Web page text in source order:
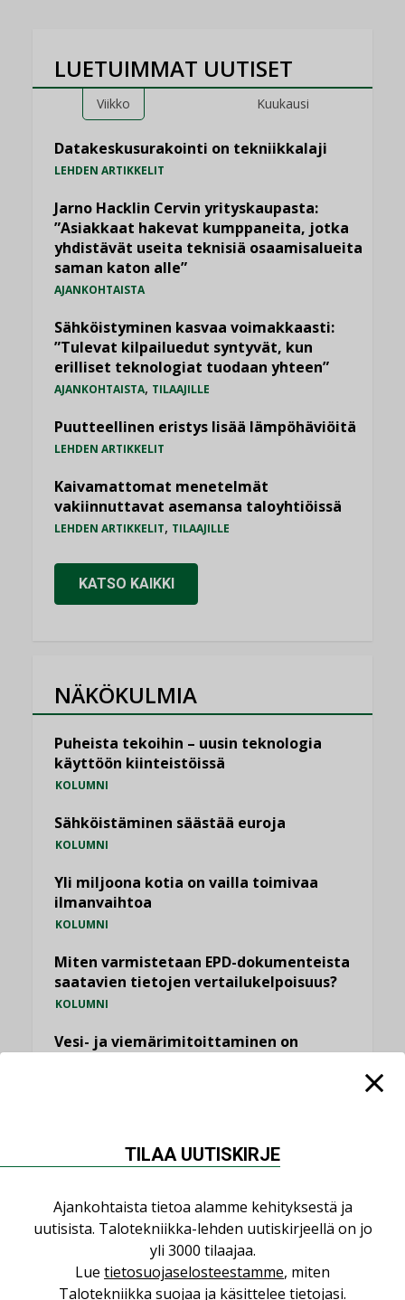
LUETUIMMAT UUTISET
Viikko Kuukausi
Datakeskusurakointi on tekniikkalaji
LEHDEN ARTIKKELIT
Jarno Hacklin Cervin yrityskaupasta:
”Asiakkaat hakevat kumppaneita, jotka
yhdistävät useita teknisiä osaamisalueita
saman katon alle”
AJANKOHTAISTA
Sähköistyminen kasvaa voimakkaasti:
”Tulevat kilpailuedut syntyvät, kun
erilliset teknologiat tuodaan yhteen”
AJANKOHTAISTA, TILAAJILLE
Puutteellinen eristys lisää lämpöhäviöitä
LEHDEN ARTIKKELIT
Kaivamattomat menetelmät
vakiinnuttavat asemansa taloyhtiöissä
LEHDEN ARTIKKELIT, TILAAJILLE
KATSO KAIKKI
NÄKÖKULMIA
Puheista tekoihin – uusin teknologia
käyttöön kiinteistöissä
KOLUMNI
Sähköistäminen säästää euroja
KOLUMNI
Yli miljoona kotia on vailla toimivaa
ilmanvaihtoa
KOLUMNI
Miten varmistetaan EPD-dokumenteista
saatavien tietojen vertailukelpoisuus?
KOLUMNI
Vesi- ja viemärimitoittaminen on
NIMITYKSET
TILAA UUTISKIRJE
Ajankohtaista tietoa alamme kehityksestä ja
uutisista. Talotekniikka-lehden uutiskirjeellä on jo
yli 3000 tilaajaa.
Lue tietosuojaselosteestamme, miten
Talotekniikka suojaa ja käsittelee tietojasi.